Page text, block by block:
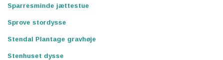
Sparresminde jættestue
Sprove stordysse
Stendal Plantage gravhøje
Stenhuset dysse